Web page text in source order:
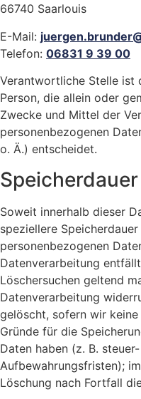
66740 Saarlouis
E-Mail:
Telefon: 06831 9 39 00
Verantwortliche Stelle ist
Person, die allein oder
Zwecke und Mittel der
personenbezogenen
o. Ä.) entscheidet.
Speicherdauer
Soweit innerhalb dieser
speziellere
personenbezogenen
Datenverarbeitung
Löschersuchen geltend
Datenverarbeitung
gelöscht, sofern wir
Gründe für die
Daten haben (z. B.
Aufbewahrungsfristen);
Löschung nach Fortfall